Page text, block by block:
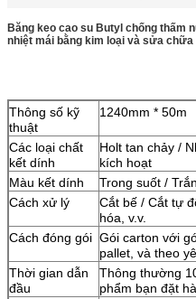
Băng keo cao su Butyl chống thấm
nhiệt mái bằng kim loại và sửa chữa
Thông số kỹ
thuật
1240mm * 50m
Các loại chất
kết dính
Holt tan chảy /
kích hoạt
Màu kết dính
Trong suốt /
Cách xử lý
Cắt bế / Cắt tự
hóa, v.v.
Cách đóng gói Gói carton với
pallet, và theo
Thời gian dẫn
đầu
Thông thường
phẩm bạn đặt